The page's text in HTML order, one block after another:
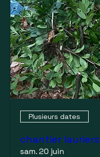
Plusieurs dates
chantier lauriers
sam. 20 juin